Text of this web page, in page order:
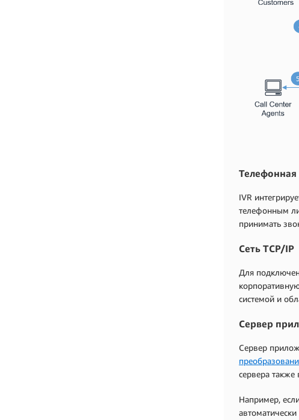
Телефонная
IVR
телефонным
принимать
Сеть TCP/IP
Для
системой и
Сервер
Сервер
сервера
Например,